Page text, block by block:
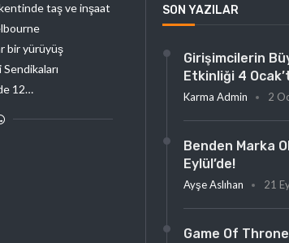
taş ve inşaat
bir yürüyüş
12…
SON YAZILAR
Girişimcilerin
Etkinliği 4
Karma Admin 2
Benden Marka
Eylül’de!
Ayşe Aslıhan 21
Game Of